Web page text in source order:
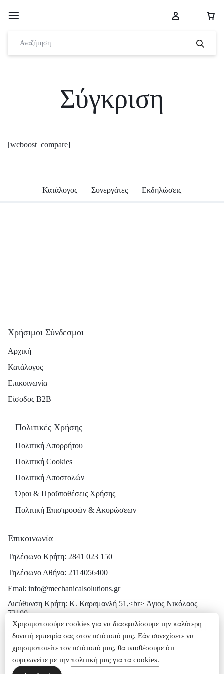
Σύγκριση
[wcboost_compare]
Κατάλογος Συνεργάτες Εκδηλώσεις
Χρήσιμοι Σύνδεσμοι
Αρχική
Κατάλογος
Επικοινωνία
Είσοδος B2B
Πολιτικές Χρήσης
Πολιτική Απορρήτου
Πολιτική Cookies
Πολιτική Αποστολών
Όροι & Προϋποθέσεις Χρήσης
Πολιτική Επιστροφών & Ακυρώσεων
Επικοινωνία
Τηλέφωνο Κρήτη: 2841 023 150
Τηλέφωνο Αθήνα: 2114056400
Emal: info@mechanicalsolutions.gr
Διεύθυνση Κρήτη: Κ. Καραμανλή 51,<br> Άγιος Νικόλαος
72100
Διεύθυνση Αθήνα: Ρήγα Φεραίου 16,<br> Μεταμόρφωση 144
52
Χρησιμοποιούμε cookies για να διασφαλίσουμε την καλύτερη
δυνατή εμπειρία σας στον ιστότοπό μας. Εάν συνεχίσετε να
χρησιμοποιείτε τον ιστότοπό μας, θα υποθέσουμε ότι
συμφωνείτε με την πολιτική μας για τα cookies.